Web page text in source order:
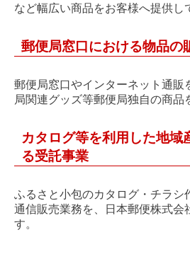
など幅広い商品をお客様へ提供し
郵便局窓口における物品の
郵便局窓口やインターネット通販
局関連グッズ等郵便局独自の商品
カタログ等を利用した地域
る受託事業
ふるさと小包のカタログ・チラシ
通信販売業務を、日本郵便株式会
す。